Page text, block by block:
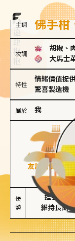
主調 佛手柑
次調
胡椒、
大馬士
特性
情緒價值提
驚喜製造機
屬於 我
好友型的人喜
友誼和信任，
情
優
勢
擅長聆聽
維持長期